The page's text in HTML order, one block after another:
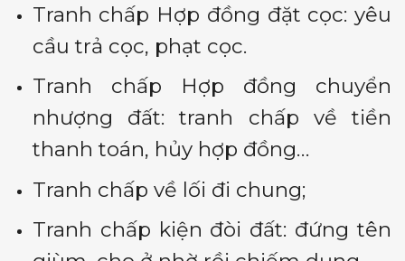
Tranh chấp Hợp đồng đặt cọc: yêu
cầu trả cọc, phạt cọc.
Tranh chấp Hợp đồng chuyển
nhượng đất: tranh chấp về tiền
thanh toán, hủy hợp đồng…
Tranh chấp về lối đi chung;
Tranh chấp kiện đòi đất: đứng tên